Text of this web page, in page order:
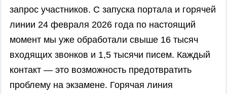
запрос участников. С запуска портала и горячей
линии 24 февраля 2026 года по настоящий
момент мы уже обработали свыше 16 тысяч
входящих звонков и 1,5 тысячи писем. Каждый
контакт — это возможность предотвратить
проблему на экзамене. Горячая линия